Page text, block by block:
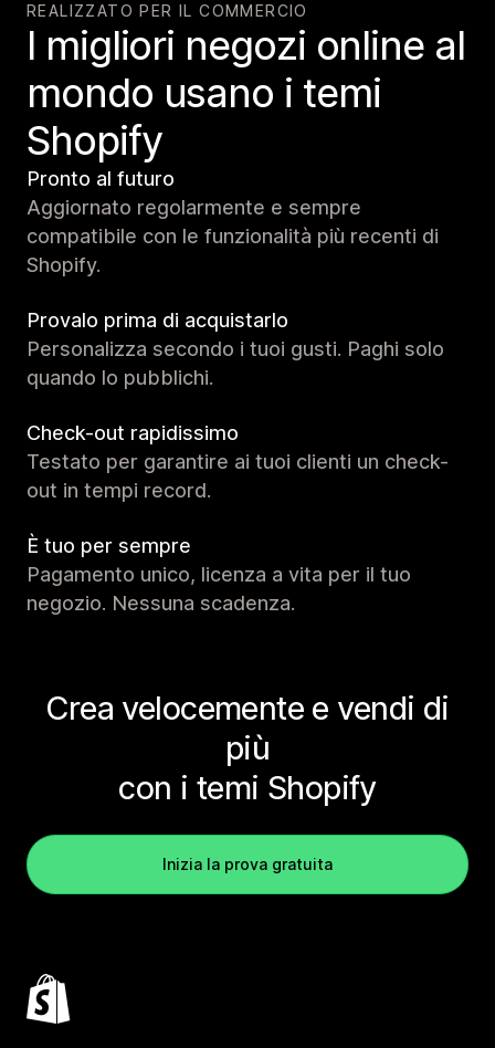
REALIZZATO PER IL COMMERCIO
I migliori negozi online al
mondo usano i temi
Shopify
Pronto al futuro
Aggiornato regolarmente e sempre
compatibile con le funzionalità più recenti di
Shopify.
Provalo prima di acquistarlo
Personalizza secondo i tuoi gusti. Paghi solo
quando lo pubblichi.
Check-out rapidissimo
Testato per garantire ai tuoi clienti un check-
out in tempi record.
È tuo per sempre
Pagamento unico, licenza a vita per il tuo
negozio. Nessuna scadenza.
Crea velocemente e vendi di
più
con i temi Shopify
Inizia la prova gratuita